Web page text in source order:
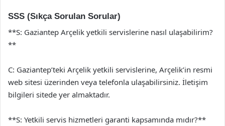
SSS (Sıkça Sorulan Sorular)
**S: Gaziantep Arçelik yetkili servislerine nasıl ulaşabilirim?
**
C: Gaziantep’teki Arçelik yetkili servislerine, Arçelik’in resmi
web sitesi üzerinden veya telefonla ulaşabilirsiniz. İletişim
bilgileri sitede yer almaktadır.
**S: Yetkili servis hizmetleri garanti kapsamında mıdır?**